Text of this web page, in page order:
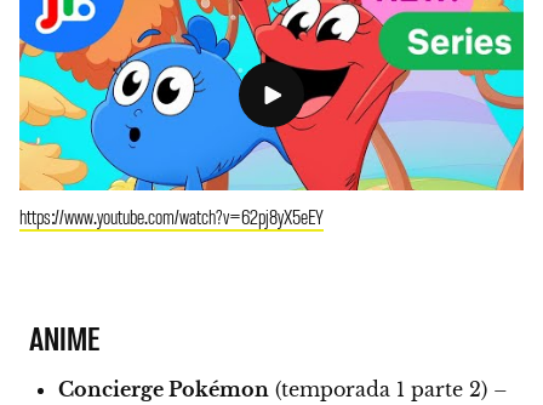
https://www.youtube.com/watch?v=62pj8yX5eEY
ANIME
Concierge Pokémon (temporada 1 parte 2) –